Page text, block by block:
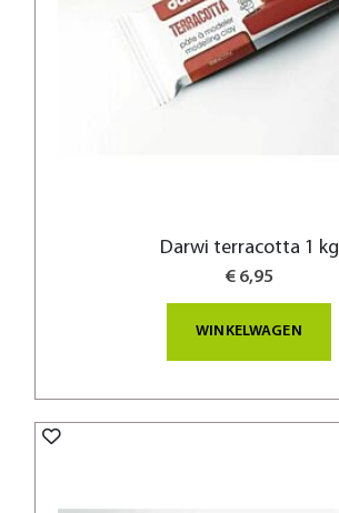
Darwi terracotta 1 kg
€ 6,95
WINKELWAGEN